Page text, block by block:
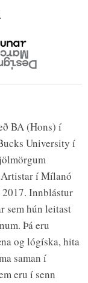
BA (Hons) í
University í
í Mílanó
Innblástur
sem hún leitast
Þá eru
og lógíska, hita
saman í
eru í senn